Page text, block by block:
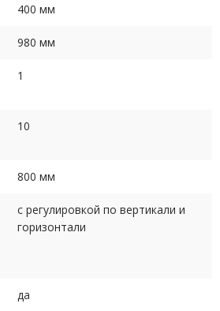
400 мм
980 мм
1
10
800 мм
с регулировкой по вертикали и
горизонтали
да